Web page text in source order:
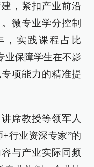
，紧扣产业前沿
微专业学分控制
，实践课程占比
业保障学生在不影
项能力的精准提
席教授等领军人
行业资深专家”的
与产业实际同频